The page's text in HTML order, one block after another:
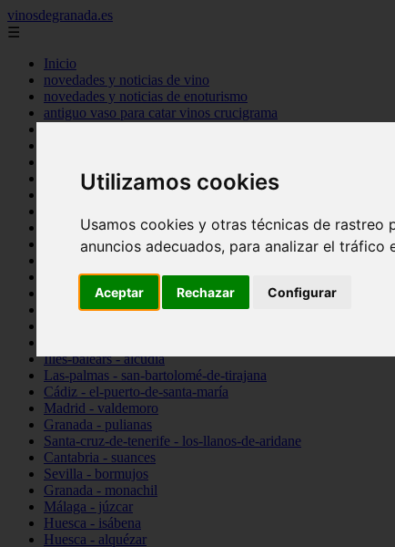
Utilizamos cookies
Usamos cookies y otras técnicas de rastreo
anuncios adecuados, para analizar el
Aceptar Rechazar Configurar
vinosdegranada.es
☰
Inicio
novedades y noticias de vino
novedades y noticias de enoturismo
antiguo vaso para catar vinos crucigrama
Sevilla - sevilla
Barcelona - barcelona
Santa-cruz-de-tenerife - guía-de-isora
La-rioja - casalarreina
Almería - roquetas-de-mar
Illes-balears - alcúdia
Las-palmas - san-bartolomé-de-tirajana
Cádiz - el-puerto-de-santa-maría
Madrid - valdemoro
Granada - pulianas
Santa-cruz-de-tenerife - los-llanos-de-aridane
Cantabria - suances
Sevilla - bormujos
Granada - monachil
Málaga - júzcar
Huesca - isábena
Huesca - alquézar